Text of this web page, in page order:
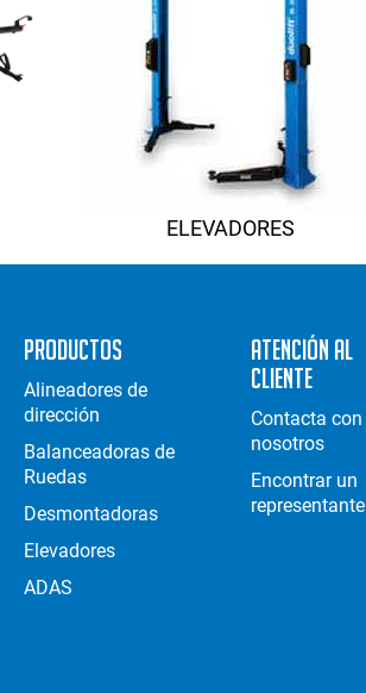
ELEVADORES
Productos
Alineadores de
dirección
Balanceadoras de
Ruedas
Desmontadoras
Elevadores
ADAS
Atención al
Cliente
Contacta con
nosotros
Encontrar un
representante